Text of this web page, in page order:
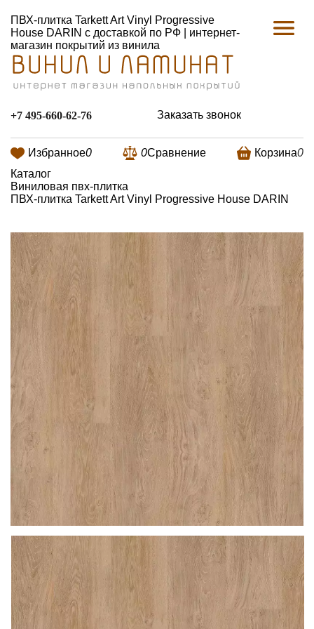
ПВХ-плитка Tarkett Art Vinyl Progressive
House DARIN с доставкой по РФ | интернет-
магазин покрытий из винила
+7 495-660-62-76 Заказать звонок
Избранное0 0Сравнение Корзина0
Каталог
Виниловая пвх-плитка
ПВХ-плитка Tarkett Art Vinyl Progressive House DARIN